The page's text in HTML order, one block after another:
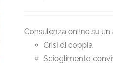
Consulenza online su
Crisi di coppia
Scioglimento